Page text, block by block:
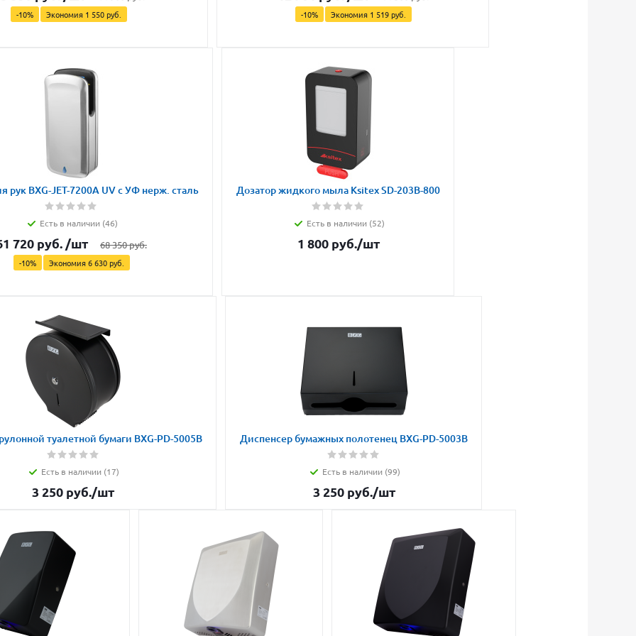
-10% Экономия 1 550руб. -10% Экономия 1 519руб.
рук BXG-JET-7200A UV с УФ нерж. сталь
Есть в наличии (46)
720 руб. /шт 68 350руб.
-10% Экономия6 630руб.
Дозатор жидкого мыла Ksitex SD-203B-800
Есть в наличии (52)
1 800руб./шт
туалетной бумаги BXG-PD-5005B
Есть в наличии (17)
3 250 руб./шт
Диспенсер бумажных полотенец BXG-PD-5003B
Есть в наличии (99)
3 250руб./шт